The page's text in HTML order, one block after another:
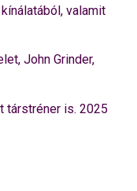
valamit
John Grinder,
társtréner is. 2025